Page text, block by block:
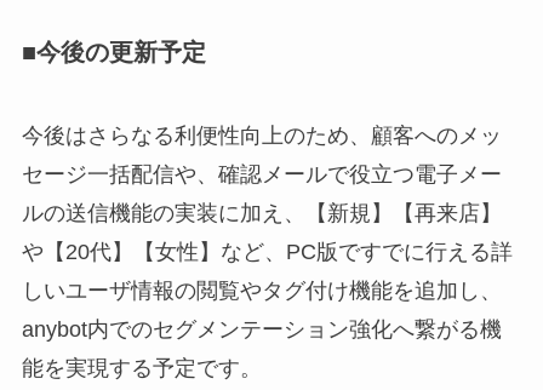
■今後の更新予定
今後はさらなる利便性向上のため、顧客へのメッ
セージ一括配信や、確認メールで役立つ電子メー
ルの送信機能の実装に加え、【新規】【再来店】
や【20代】【女性】など、PC版ですでに行える詳
しいユーザ情報の閲覧やタグ付け機能を追加し、
anybot内でのセグメンテーション強化へ繋がる機
能を実現する予定です。